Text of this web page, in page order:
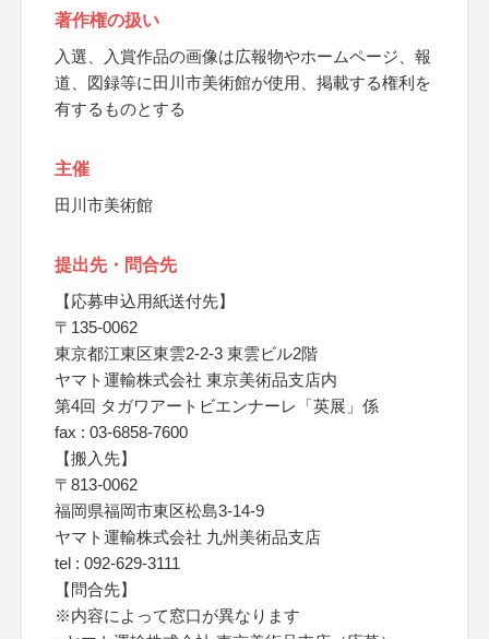
著作権の扱い
入選、入賞作品の画像は広報物やホームページ、報
道、図録等に田川市美術館が使用、掲載する権利を
有するものとする
主催
田川市美術館
提出先・問合先
【応募申込用紙送付先】
〒135-0062
東京都江東区東雲2-2-3 東雲ビル2階
ヤマト運輸株式会社 東京美術品支店内
第4回 タガワアートビエンナーレ「英展」係
fax : 03-6858-7600
【搬入先】
〒813-0062
福岡県福岡市東区松島3-14-9
ヤマト運輸株式会社 九州美術品支店
tel : 092-629-3111
【問合先】
※内容によって窓口が異なります